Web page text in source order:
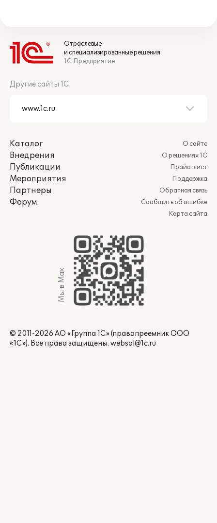
Отраслевые
и специализированные решения
1С:Предприятие
Другие сайты 1С
Каталог
Внедрения
Публикации
Мероприятия
Партнеры
Форум
О сайте
О решениях 1С
Прайс-лист
Поддержка
Обратная связь
Сообщить об ошибке
Карта сайта
Мы в Max
© 2011-2026 АО «Группа 1С» (правопреемник ООО
«1С»). Все права защищены. websol@1c.ru